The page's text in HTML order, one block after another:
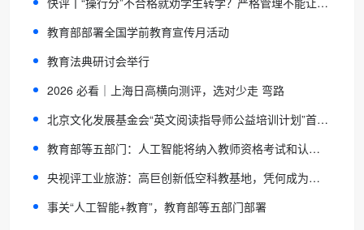
教育部部署全国学前教育宣传月活动
教育法典研讨会举行
2026 必看｜上海日高横向测评，选对少走 弯路
北京文化发展基金会“英文阅读指导师公益培训计划”首期培训班圆满结业！
教育部等五部门：人工智能将纳入教师资格考试和认证内容
央视评工业旅游：高巨创新低空科教基地，凭何成为研学顶流？
事关“人工智能+教育”，教育部等五部门部署